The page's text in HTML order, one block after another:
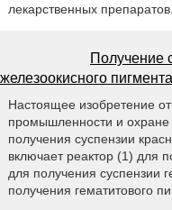
лекарственных препаратов.
Получение
железоокисного пигмента
Настоящее изобретение
промышленности и
получения суспензии
включает реактор (1) для
для получения суспензии
получения гематитового